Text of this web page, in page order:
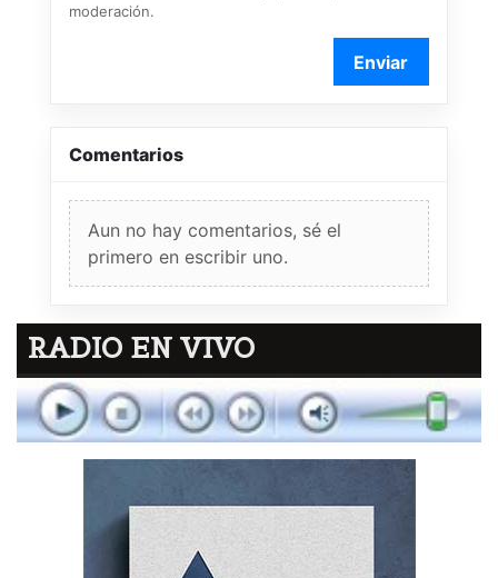
moderación.
Enviar
Comentarios
Aun no hay comentarios, sé el
primero en escribir uno.
RADIO EN VIVO